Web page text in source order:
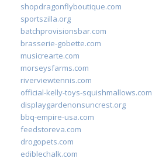
shopdragonflyboutique.com
sportszilla.org
batchprovisionsbar.com
brasserie-gobette.com
musicrearte.com
morseysfarms.com
riverviewtennis.com
official-kelly-toys-squishmallows.com
displaygardenonsuncrest.org
bbq-empire-usa.com
feedstoreva.com
drogopets.com
ediblechalk.com